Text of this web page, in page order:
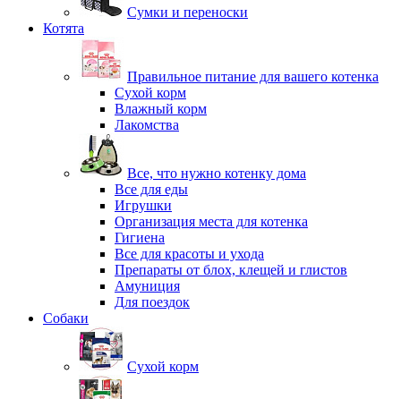
Сумки и переноски
Котята
Правильное питание для вашего котенка
Сухой корм
Влажный корм
Лакомства
Все, что нужно котенку дома
Все для еды
Игрушки
Организация места для котенка
Гигиена
Все для красоты и ухода
Препараты от блох, клещей и глистов
Амуниция
Для поездок
Собаки
Сухой корм